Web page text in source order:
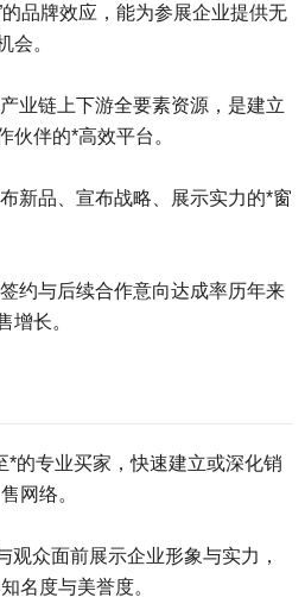
的品牌效应，能为参展企业提供无
会。
业链上下游全要素资源，是建立
伙伴的*高效平台。
新品、宣布战略、展示实力的*窗
约与后续合作意向达成率历年来
增长。
*的专业买家，快速建立或深化销
售网络。
观众面前展示企业形象与实力，
名度与美誉度。